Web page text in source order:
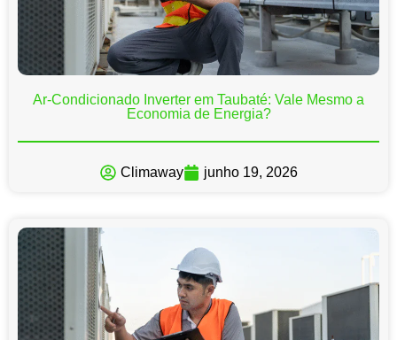
Ar-Condicionado Inverter em Taubaté: Vale Mesmo a
Economia de Energia?
Climaway junho 19, 2026